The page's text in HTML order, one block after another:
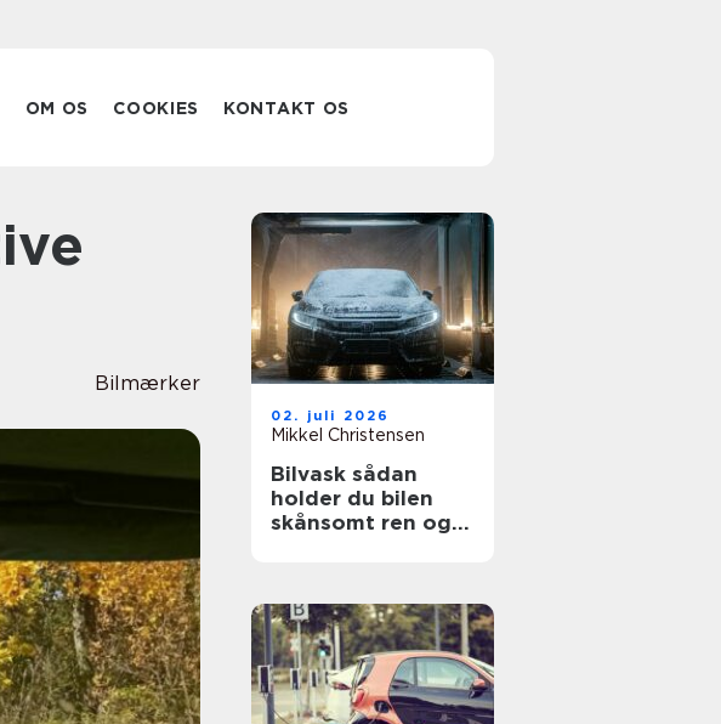
OM OS COOKIES KONTAKT OS
Bilmærker
02. juli 2026
Mikkel Christensen
Bilvask sådan
holder du bilen
skånsomt ren og